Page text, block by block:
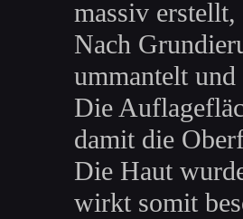
massiv
Nach
ummantelt
Die
damit die
Die Haut
wirkt somit